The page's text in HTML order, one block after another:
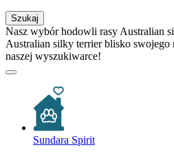
Szukaj
Nasz wybór hodowli rasy Australian
Australian silky terrier blisko swojego
naszej wyszukiwarce!
Sundara Spirit